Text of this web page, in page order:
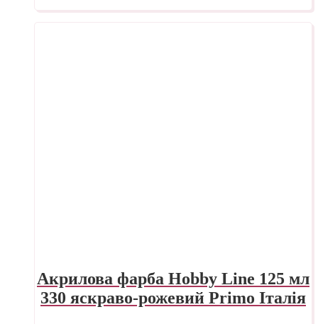
Акрилова фарба Hobby Line 125 мл
330 яскраво-рожевий Primo Італія